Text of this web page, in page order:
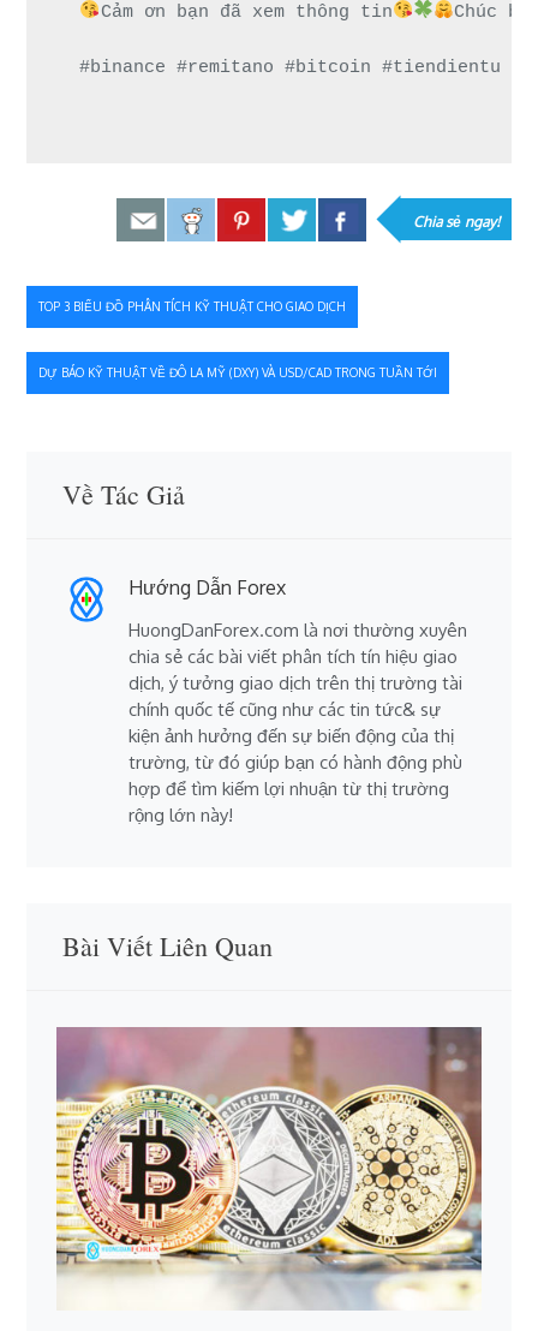
Cảm ơn bạn đã xem thông tin Chúc
#binance #remitano #bitcoin #tiendientu
Chia sẻ ngay!
Điều
hướng
bài
TOP 3 BIỂU ĐỒ PHÂN TÍCH KỸ THUẬT CHO GIAO DỊCH
DỰ BÁO KỸ THUẬT VỀ ĐÔ LA MỸ (DXY) VÀ USD/CAD TRONG TUẦN TỚI
Về Tác Giả
Hướng Dẫn Forex
HuongDanForex.com là nơi thường xuyên
chia sẻ các bài viết phân tích tín hiệu giao
dịch, ý tưởng giao dịch trên thị trường tài
chính quốc tế cũng như các tin tức& sự
kiện ảnh hưởng đến sự biến động của thị
trường, từ đó giúp bạn có hành động phù
hợp để tìm kiếm lợi nhuận từ thị trường
rộng lớn này!
Bài Viết Liên Quan